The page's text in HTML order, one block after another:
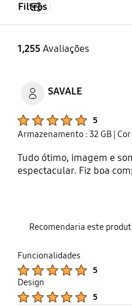
1,255Avaliações
Filtros
SAVALE
5
Armazenamento : 32 GB |
Tudo ótimo, imagem e
espectacular. Fiz boa
Recomendaria este
Funcionalidades
5
Design
5